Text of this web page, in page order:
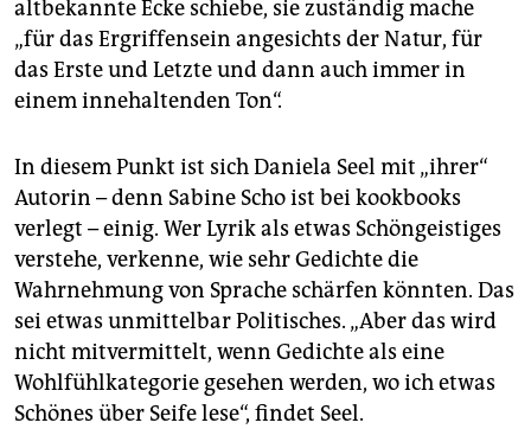
altbekannte Ecke schiebe, sie zuständig mache
„für das Ergriffensein angesichts der Natur, für
das Erste und Letzte und dann auch immer in
einem innehaltenden Ton“.
In diesem Punkt ist sich Daniela Seel mit „ihrer“
Autorin – denn Sabine Scho ist bei kookbooks
verlegt – einig. Wer Lyrik als etwas Schöngeistiges
verstehe, verkenne, wie sehr Gedichte die
Wahrnehmung von Sprache schärfen könnten. Das
sei etwas unmittelbar Politisches. „Aber das wird
nicht mitvermittelt, wenn Gedichte als eine
Wohlfühlkategorie gesehen werden, wo ich etwas
Schönes über Seife lese“, findet Seel.